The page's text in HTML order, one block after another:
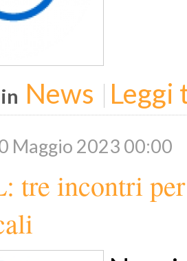
News Leggi
Maggio 2023 00:00
tre incontri